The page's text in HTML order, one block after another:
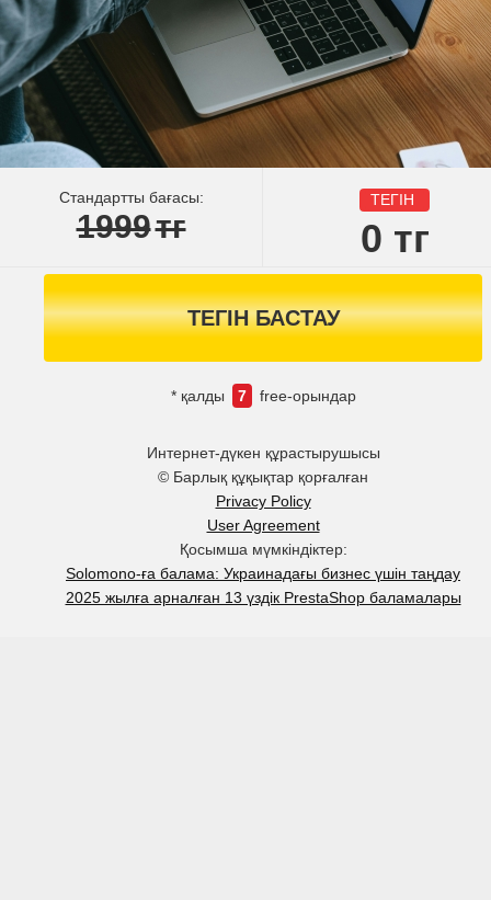
Стандартты бағасы:
1999тг
ТЕГІН
0 тг
ТЕГІН БАСТАУ
* қалды 7 free-орындар
Интернет-дүкен құрастырушысы
© Барлық құқықтар қорғалған
Privacy Policy
User Agreement
Қосымша мүмкіндіктер:
Solomono-ға балама: Украинадағы бизнес үшін таңдау
2025 жылға арналған 13 үздік PrestaShop баламалары